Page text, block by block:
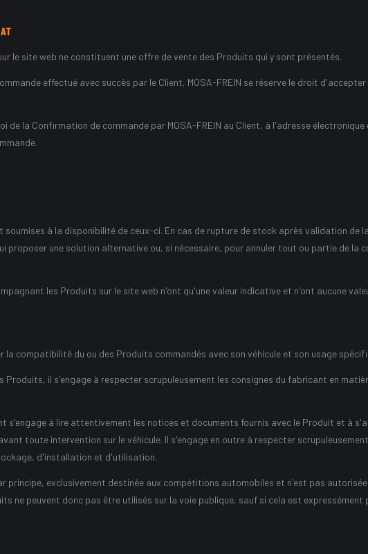
le site web ne constituent une offre de vente des Produits qui y sont présentés.
effectué avec succès par le Client, MOSA-FREIN se réserve le droit
de la Confirmation de commande par MOSA-FREIN au Client, à l'adresse électronique
à la disponibilité de ceux-ci. En cas de rupture de stock après validation de
proposer une solution alternative ou, si nécessaire, pour annuler tout ou partie de la
les Produits sur le site web n'ont qu'une valeur indicative et n'ont aucune
la compatibilité du ou des Produits commandés avec son véhicule et son usage
Produits, il s'engage à respecter scrupuleusement les consignes du fabricant en
s'engage à lire attentivement les notices et documents fournis avec le Produit et à
toute intervention sur le véhicule. Il s'engage en outre à respecter
d'installation et d'utilisation.
principe, exclusivement destinée aux compétitions automobiles et n'est pas
ne peuvent donc pas être utilisés sur la voie publique, sauf si cela est expressément